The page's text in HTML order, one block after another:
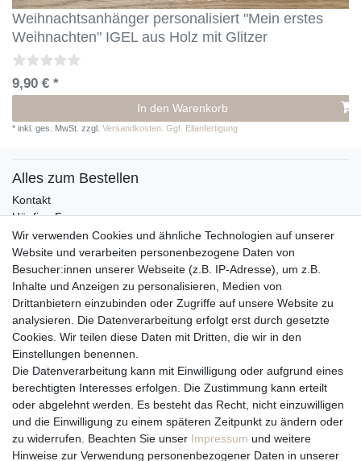
Weihnachtsanhänger personalisiert "Mein erstes
Weihnachten" IGEL aus Holz mit Glitzer
9,90 € *
In den Warenkorb
* inkl. ges. MwSt. zzgl. Versandkosten. Ggf. Eilanfertigung
Alles zum Bestellen
Kontakt
Häufige Fragen
Zahlungsmöglichkeiten
Versandbedingungen
Widerrufsrecht
Vertrag widerrufen
Über uns und unsere Kerzen
Team
Unternehmen / Philosophie
Kerzenpflege und Abbrennhinweise
Unsere Kerzenlieferanten
Du erreichst uns von
Wir verwenden Cookies und ähnliche Technologien auf unserer
Website und verarbeiten personenbezogene Daten von
Besucher:innen unserer Webseite (z.B. IP-Adresse), um z.B.
Inhalte und Anzeigen zu personalisieren, Medien von
Drittanbietern einzubinden oder Zugriffe auf unsere Website zu
analysieren. Die Datenverarbeitung erfolgt erst durch gesetzte
Cookies. Wir teilen diese Daten mit Dritten, die wir in den
Einstellungen benennen.
Die Datenverarbeitung kann mit Einwilligung oder aufgrund eines
berechtigten Interesses erfolgen. Die Zustimmung kann erteilt
oder abgelehnt werden. Es besteht das Recht, nicht einzuwilligen
und die Einwilligung zu einem späteren Zeitpunkt zu ändern oder
zu widerrufen. Beachten Sie unser Impressum und weitere
Hinweise zur Verwendung personenbezogener Daten in unserer